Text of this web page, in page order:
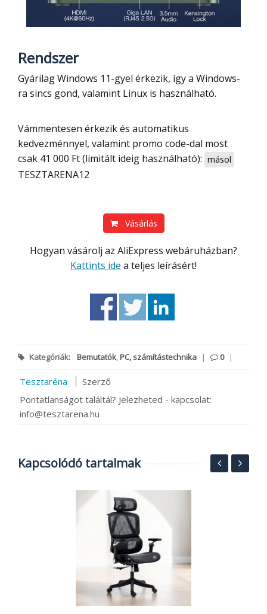
Rendszer
Gyárilag Windows 11-gyel érkezik, így a Windows-
ra sincs gond, valamint Linux is használható.
Vámmentesen érkezik és automatikus
kedvezménnyel, valamint promo code-dal most
csak 41 000 Ft (limitált ideig használható): másol
TESZTARENA12
Vásárlás
Hogyan vásárolj az AliExpress webáruházban?
Kattints ide a teljes leírásért!
Kategóriák: Bemutatók,PC, számítástechnika | 0 |
Tesztaréna
Szerző
Pontatlanságot találtál? Jelezheted - kapcsolat:
info@tesztarena.hu
Kapcsolódó tartalmak